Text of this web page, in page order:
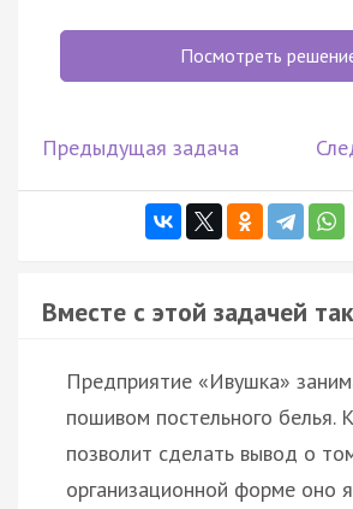
Посмотреть
Предыдущая задача
Вместе с этой задачей
Предприятие «Ивушка»
пошивом постельного белья.
позволит сделать вывод о
организационной форме оно